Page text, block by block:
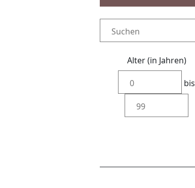
Alter (in Jahren)
bis